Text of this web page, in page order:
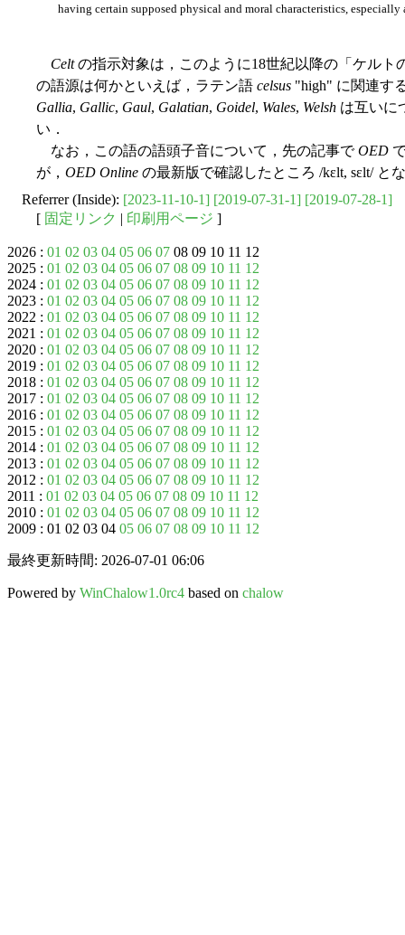
having certain supposed physical and moral characteristics,
Celtの指示対象は，このように18世紀以降の「ケルト
の語源は何かといえば，ラテン語 celsus "high" に関連す
Gallia, Gallic, Gaul, Galatian, Goidel, Wales, Welsh は互いに
い．
なお，この語の語頭子音について，先の記事でOED
が， OED Online の最新版で確認したところ /kɛlt, sɛlt/ と
Referrer (Inside): [2023-11-10-1] [2019-07-31-1] [2019-07-28-1]
[ 固定リンク | 印刷用ページ ]
2026 : 01 02 03 04 05 06 07 08 09 10 11 12
2025 : 01 02 03 04 05 06 07 08 09 10 11 12
2024 : 01 02 03 04 05 06 07 08 09 10 11 12
2023 : 01 02 03 04 05 06 07 08 09 10 11 12
2022 : 01 02 03 04 05 06 07 08 09 10 11 12
2021 : 01 02 03 04 05 06 07 08 09 10 11 12
2020 : 01 02 03 04 05 06 07 08 09 10 11 12
2019 : 01 02 03 04 05 06 07 08 09 10 11 12
2018 : 01 02 03 04 05 06 07 08 09 10 11 12
2017 : 01 02 03 04 05 06 07 08 09 10 11 12
2016 : 01 02 03 04 05 06 07 08 09 10 11 12
2015 : 01 02 03 04 05 06 07 08 09 10 11 12
2014 : 01 02 03 04 05 06 07 08 09 10 11 12
2013 : 01 02 03 04 05 06 07 08 09 10 11 12
2012 : 01 02 03 04 05 06 07 08 09 10 11 12
2011 : 01 02 03 04 05 06 07 08 09 10 11 12
2010 : 01 02 03 04 05 06 07 08 09 10 11 12
2009 : 01 02 03 04 05 06 07 08 09 10 11 12
最終更新時間: 2026-07-01 06:06
Powered by WinChalow1.0rc4 based on chalow